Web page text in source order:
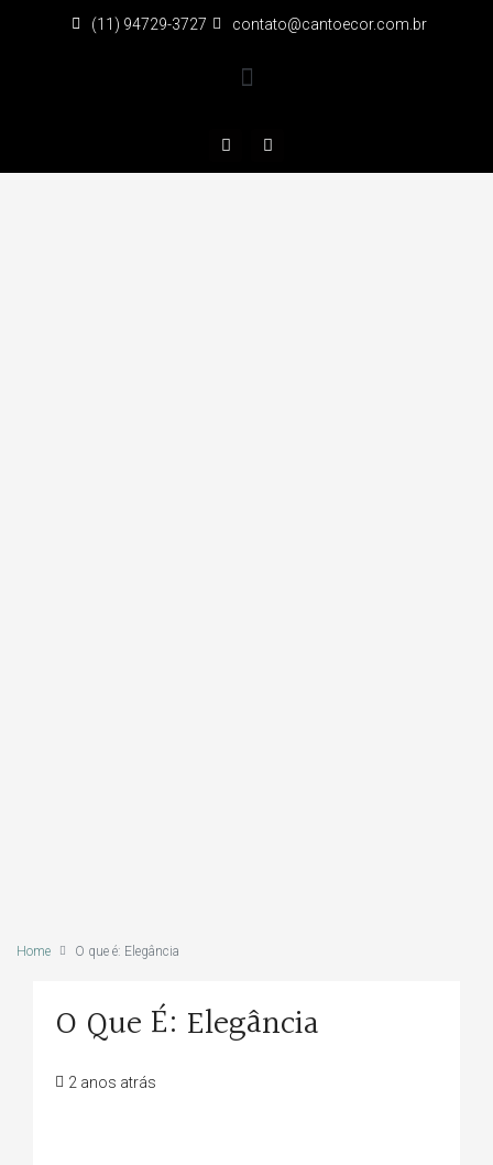
(11) 94729-3727 contato@cantoecor.com.br
Home O que é: Elegância
O Que É: Elegância
2 anos atrás